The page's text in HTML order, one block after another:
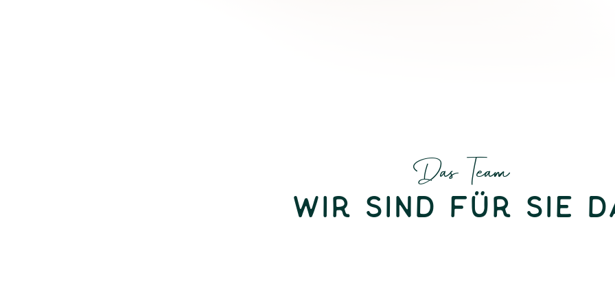
Das Team
Wir sind für Sie